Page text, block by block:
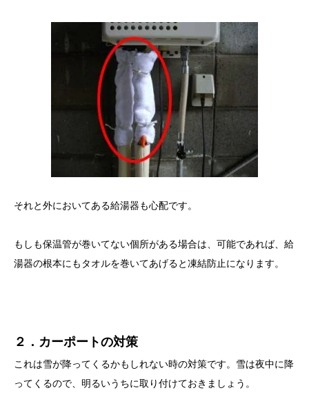
それと外においてある給湯器も心配です。
もしも保温管が巻いてない個所がある場合は、可能であれば、給
湯器の根本にもタオルを巻いてあげると凍結防止になります。
２．カーポートの対策
これは雪が降ってくるかもしれない時の対策です。雪は夜中に降
ってくるので、明るいうちに取り付けておきましょう。